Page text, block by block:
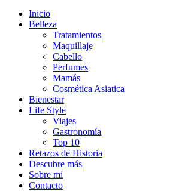
Inicio
Belleza
Tratamientos
Maquillaje
Cabello
Perfumes
Mamás
Cosmética Asiatica
Bienestar
Life Style
Viajes
Gastronomía
Top 10
Retazos de Historia
Descubre más
Sobre mí
Contacto